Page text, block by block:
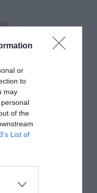
or
to
may
of the
List of